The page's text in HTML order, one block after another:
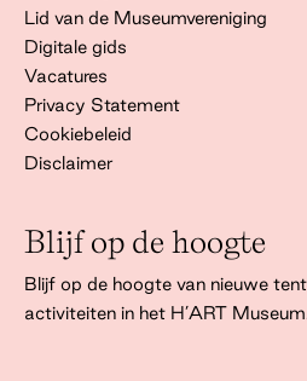
Lid van de Museumvereniging
Digitale gids
Vacatures
Privacy Statement
Cookiebeleid
Disclaimer
Blijf op de hoogte
Blijf op de hoogte van nieuwe
activiteiten in het H’ART